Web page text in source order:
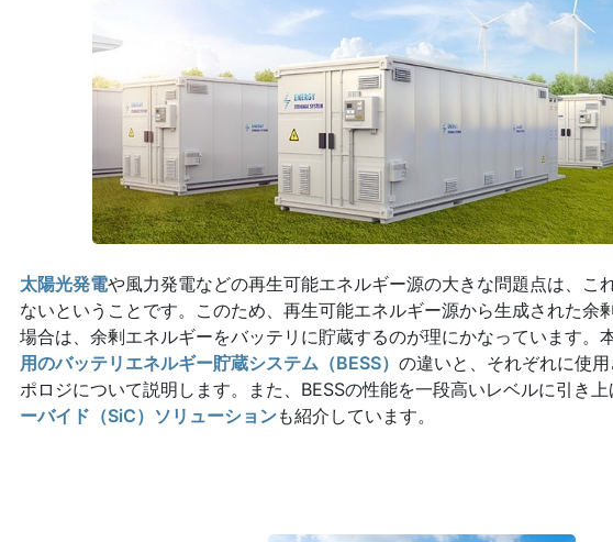
太陽光発電や風力発電などの再生可能エネルギー源の大きな問題点は、こ
ないということです。このため、再生可能エネルギー源から生成された余
場合は、余剰エネルギーをバッテリに貯蔵するのが理にかなっています。
用のバッテリエネルギー貯蔵システム（BESS） の違いと、それぞれに使
ポロジについて説明します。また、BESSの性能を一段高いレベルに引き上
ーバイド（SiC）ソリューションも紹介しています。